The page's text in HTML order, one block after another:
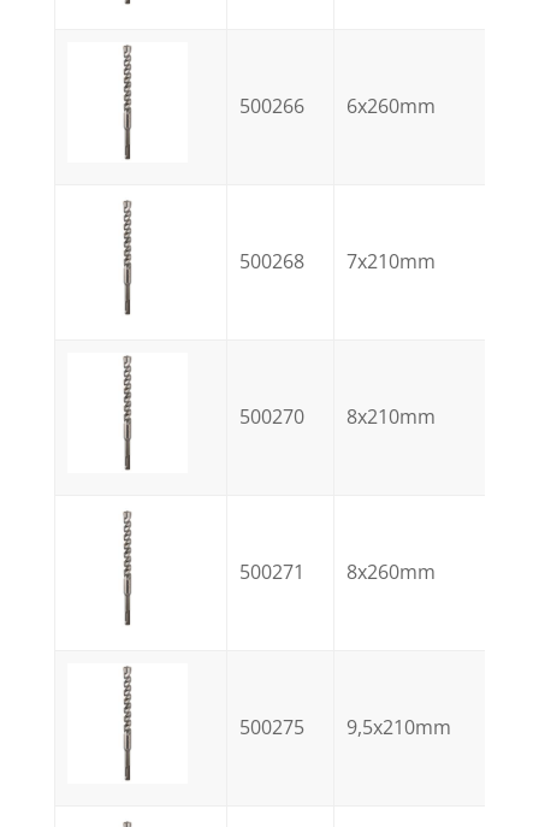
500266 6x260mm
500268 7x210mm
500270 8x210mm
500271 8x260mm
500275 9,5x210mm